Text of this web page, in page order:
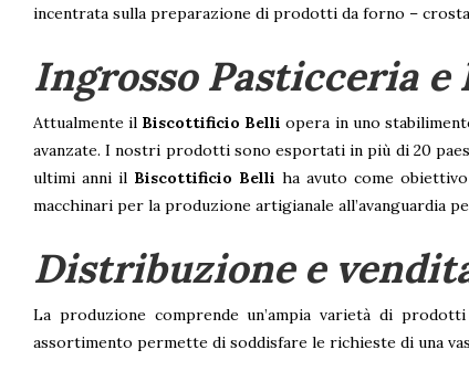
incentrata sulla preparazione di prodotti da forno –
Ingrosso Pasticceria
Attualmente il Biscottificio Belli opera in uno
avanzate. I nostri prodotti sono esportati in più di 20
ultimi anni il Biscottificio Belli ha avuto come
macchinari per la produzione artigianale
Distribuzione e
La produzione comprende un’ampia varietà di
assortimento permette di soddisfare le richieste di una